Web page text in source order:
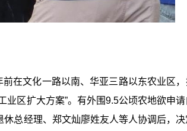
在文化一路以南、华亚三路以东农业区
区扩大方案”。有外围9.5公顷农地欲申请
总经理、郑文灿廖姓友人等人协调后，决